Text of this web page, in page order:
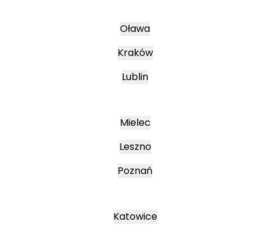
Oława
Kraków
Lublin
Mielec
Leszno
Poznań
Katowice